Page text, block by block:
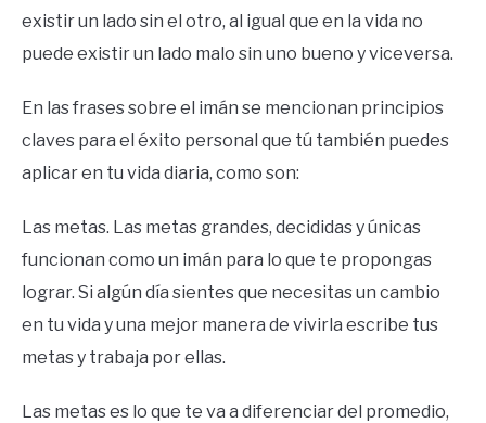
existir un lado sin el otro, al igual que en la vida no
puede existir un lado malo sin uno bueno y viceversa.
En las frases sobre el imán se mencionan principios
claves para el éxito personal que tú también puedes
aplicar en tu vida diaria, como son:
Las metas. Las metas grandes, decididas y únicas
funcionan como un imán para lo que te propongas
lograr. Si algún día sientes que necesitas un cambio
en tu vida y una mejor manera de vivirla escribe tus
metas y trabaja por ellas.
Las metas es lo que te va a diferenciar del promedio,